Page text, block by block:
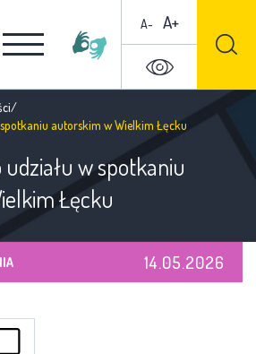
A- A+
/
autorskim w Wielkim Łęcku
w spotkaniu
Łęcku
14.05.2026